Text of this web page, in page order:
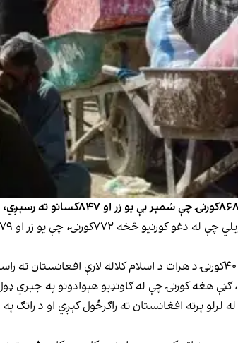
ګڼې هغه کورنۍ چې له ګاونډیو هېوادونو په
لرلو پرته افغانستان ته راګرځول کېږي او د